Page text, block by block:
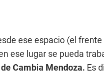
ese espacio (el
ese lugar se pueda
Cambia Mendoza. Es